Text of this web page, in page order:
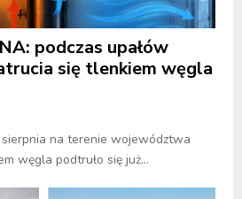
podczas upałów
się tlenkiem węgla
na terenie województwa
węgla podtruło się już...